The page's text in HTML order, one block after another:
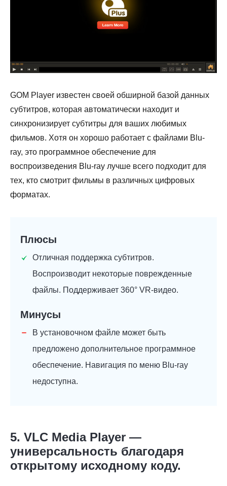
GOM Player известен своей обширной базой данных
субтитров, которая автоматически находит и
синхронизирует субтитры для ваших любимых
фильмов. Хотя он хорошо работает с файлами Blu-
ray, это программное обеспечение для
воспроизведения Blu-ray лучше всего подходит для
тех, кто смотрит фильмы в различных цифровых
форматах.
Плюсы
Отличная поддержка субтитров.
Воспроизводит некоторые поврежденные
файлы. Поддерживает 360° VR-видео.
Минусы
В установочном файле может быть
предложено дополнительное программное
обеспечение. Навигация по меню Blu-ray
недоступна.
5. VLC Media Player —
универсальность благодаря
открытому исходному коду.